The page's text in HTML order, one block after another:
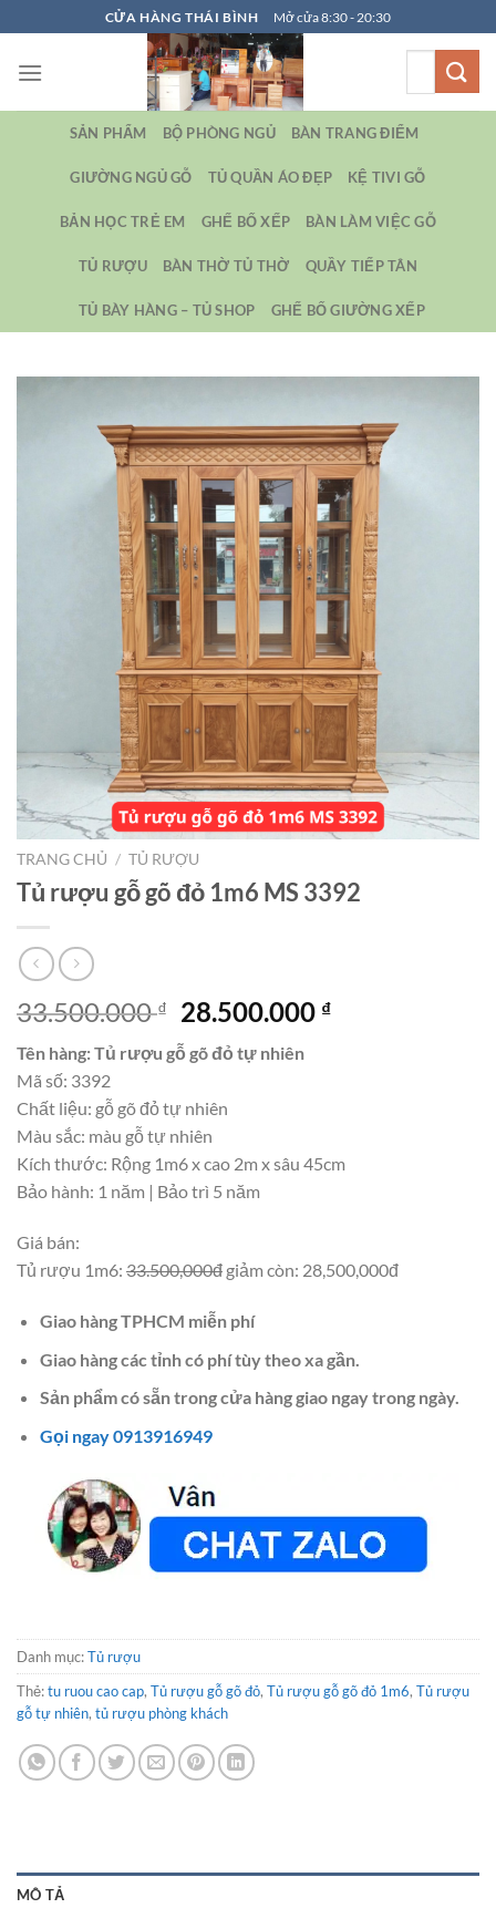
qua
nội
CỬA HÀNG THÁI BÌNH Mở cửa 8:30 - 20:30
SẢN PHẨM BỘ PHÒNG NGỦ BÀN TRANG ĐIỂM
GIƯỜNG NGỦ GỖ TỦ QUẦN ÁO ĐẸP KỆ TIVI GỖ
BẢN HỌC TRẺ EM GHẾ BỐ XẾP BÀN LÀM VIỆC GỖ
TỦ RƯỢU BÀN THỜ TỦ THỜ QUẦY TIẾP TÂN
TỦ BÀY HÀNG – TỦ SHOP GHẾ BỐ GIƯỜNG XẾP
TRANG CHỦ / TỦ RƯỢU
Tủ rượu gỗ gõ đỏ 1m6 MS 3392
33.500.000₫
Giá
gốc
là:
28.500.000 ₫Giá
Tên hàng: Tủ rượu gỗ gõ đỏ tự nhiên
Mã số: 3392
Chất liệu: gỗ gõ đỏ tự nhiên
Màu sắc: màu gỗ tự nhiên
Kích thước: Rộng 1m6 x cao 2m x sâu 45cm
Bảo hành: 1 năm | Bảo trì 5 năm
Giá bán:
Tủ rượu 1m6: 33.500,000đ giảm còn: 28,500,000đ
Giao hàng TPHCM miễn phí
Giao hàng các tỉnh có phí tùy theo xa gần.
Sản phẩm có sẵn trong cửa hàng giao ngay trong ngày.
Gọi ngay 0913916949
Danh mục:Tủ rượu
Thẻ:tu ruou cao cap, Tủ rượu gỗ gõ đỏ, Tủ rượu gỗ gõ đỏ 1m6, Tủ rượu
gỗ tự nhiên, tủ rượu phòng khách
MÔ TẢ